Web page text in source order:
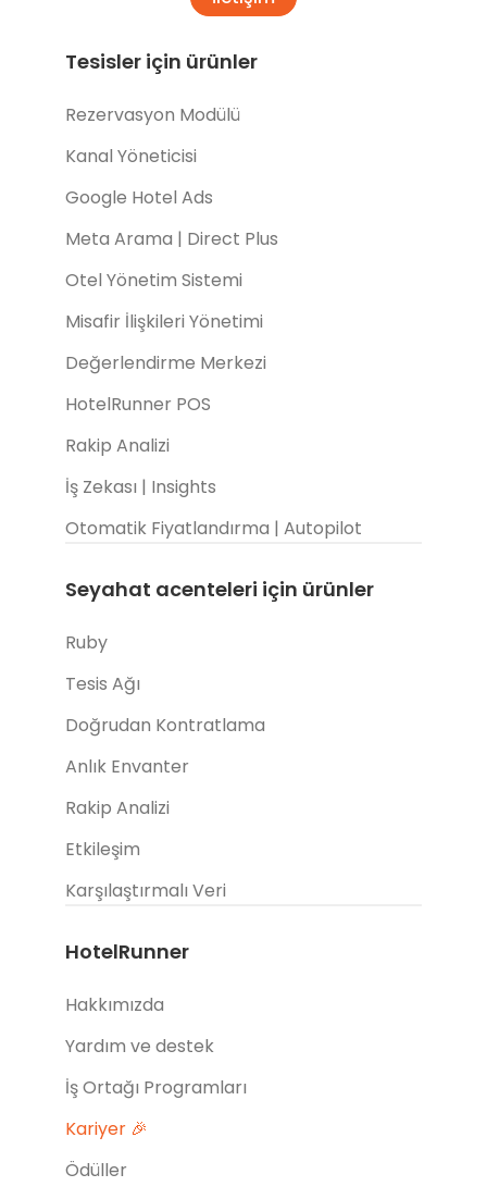
Tesisler için ürünler
Rezervasyon Modülü
Kanal Yöneticisi
Google Hotel Ads
Meta Arama | Direct Plus
Otel Yönetim Sistemi
Misafir İlişkileri Yönetimi
Değerlendirme Merkezi
HotelRunner POS
Rakip Analizi
İş Zekası | Insights
Otomatik Fiyatlandırma | Autopilot
Seyahat acenteleri için ürünler
Ruby
Tesis Ağı
Doğrudan Kontratlama
Anlık Envanter
Rakip Analizi
Etkileşim
Karşılaştırmalı Veri
HotelRunner
Hakkımızda
Yardım ve destek
İş Ortağı Programları
Kariyer 🎉
Ödüller